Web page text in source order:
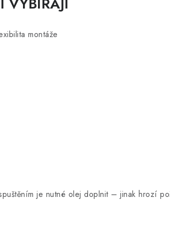
montáže
je nutné olej doplnit – jinak hrozí